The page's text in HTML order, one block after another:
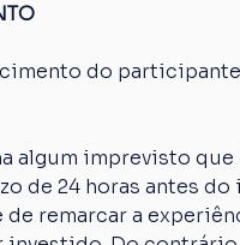
do
algum imprevisto
de 24 horas antes
remarcar a